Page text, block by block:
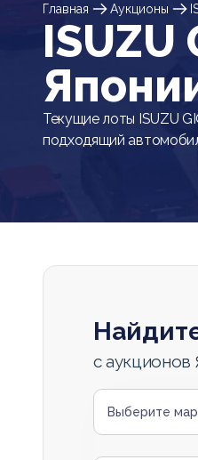
Главная Аукционы
ISUZU
Текущие лоты ISUZU
подходящий
с аукционов
Выберите